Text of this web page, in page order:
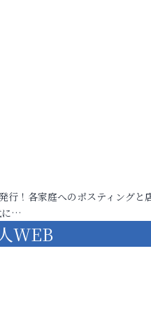
行！各家庭へのポスティングと
に…
WEB